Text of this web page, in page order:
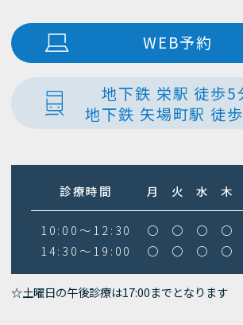
精度の高い技工を経験のある技工
ンプラントメーカーを数社付け加
の改定を２０２３年４月１日より
インプラント埋入費用
SPI（トーメンメディカル、スイ
ス） １２０，０００
BIOHORAZONS（アメリ
Straumann SLA
Straumann SLA
WEB予約
地下鉄 栄駅 徒歩5
地下鉄 矢場町駅 徒
診療時間 月 火 水 木
10:00～12:30 〇 〇 〇 〇
14:30～19:00
〇 〇 〇 〇
☆土曜日の午後診療は17:00までとなります